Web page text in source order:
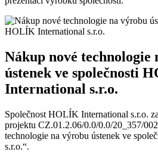
Nákup nové technologie
ústenek ve společnosti
International s.r.o.
Společnost HOLÍK International s.r.o.
projektu CZ.01.2.06/0.0/0.0/20_357/
technologie na výrobu ústenek ve
s.r.o.“.